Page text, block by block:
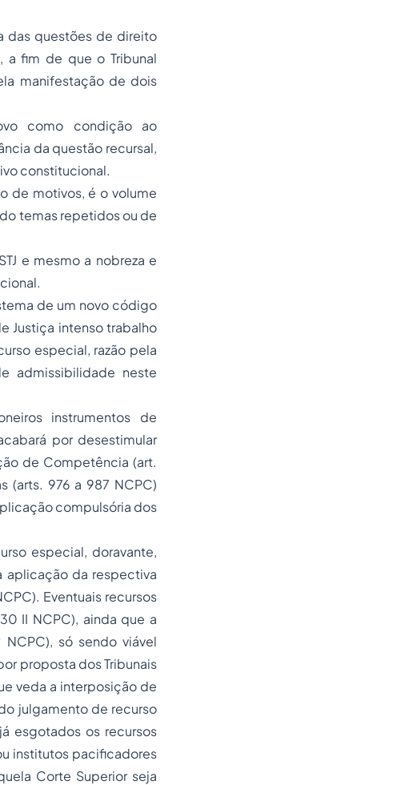
das questões de direito
a fim de que o Tribunal
manifestação de dois
como condição ao
da questão recursal,
constitucional.
de motivos, é o volume
temas repetidos ou de
e mesmo a nobreza e
de um novo código
Justiça intenso trabalho
especial, razão pela
admissibilidade neste
instrumentos de
por desestimular
de Competência (art.
(arts. 976 a 987 NCPC)
compulsória dos
especial, doravante,
aplicação da respectiva
Eventuais recursos
II NCPC), ainda que a
só sendo viável
proposta dos Tribunais
veda a interposição de
julgamento de recurso
esgotados os recursos
institutos pacificadores
Corte Superior seja